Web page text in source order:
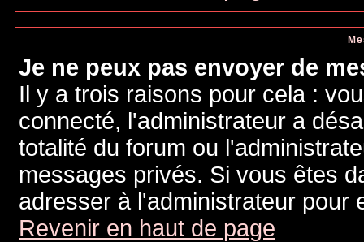
Je ne peux pas envoyer de
Il y a trois raisons pour cela :
connecté, l'administrateur a
totalité du forum ou
messages privés. Si vous êtes
adresser à l'administrateur pour
Revenir en haut de page